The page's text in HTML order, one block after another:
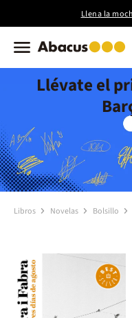
Llena la
Llévate el
Libros Novelas Bolsillo